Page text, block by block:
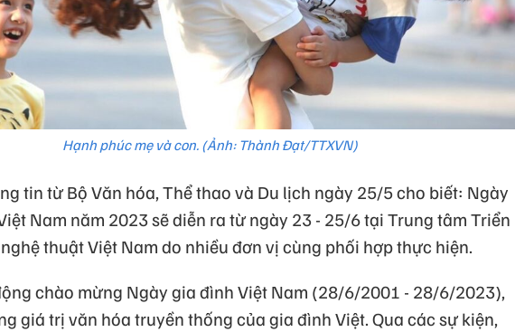
Hạnh phúc mẹ và con. (Ảnh: Thành Đạt/TTXVN)
tin từ Bộ Văn hóa, Thể thao và Du lịch ngày 25/5 cho biết: Ngày
Nam năm 2023 sẽ diễn ra từ ngày 23 - 25/6 tại Trung tâm Triển
thuật Việt Nam do nhiều đơn vị cùng phối hợp thực hiện.
chào mừng Ngày gia đình Việt Nam (28/6/2001 - 28/6/2023),
giá trị văn hóa truyền thống của gia đình Việt. Qua các sự kiện,